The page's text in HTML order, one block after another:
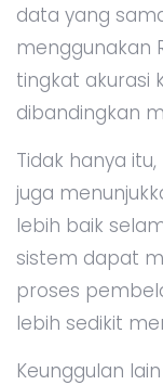
data yang
menggunakan
tingkat akurasi
dibandingkan
Tidak hanya
juga
lebih baik
sistem dapat
proses
lebih sedikit
Keunggulan